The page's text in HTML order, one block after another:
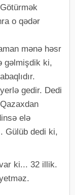
o qədər
mənə həsr
gəlmişdik ki,
gedir. Dedi
elə
Gülüb dedi ki,
ki... 32 illik.